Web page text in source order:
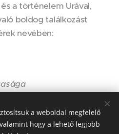
a történelem Urával,
boldog találkozást
nevében:
a weboldal megfelelő
hogy a lehető legjobb